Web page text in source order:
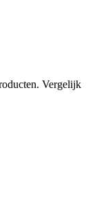
Vergelijk